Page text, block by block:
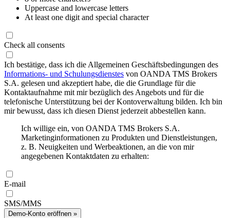
Uppercase and lowercase letters
At least one digit and special character
Check all consents
Ich bestätige, dass ich die Allgemeinen Geschäftsbedingungen des
Informations- und Schulungsdienstes von OANDA TMS Brokers
S.A. gelesen und akzeptiert habe, die die Grundlage für die
Kontaktaufnahme mit mir bezüglich des Angebots und für die
telefonische Unterstützung bei der Kontoverwaltung bilden. Ich bin
mir bewusst, dass ich diesen Dienst jederzeit abbestellen kann.
Ich willige ein, von OANDA TMS Brokers S.A.
Marketinginformationen zu Produkten und Dienstleistungen,
z. B. Neuigkeiten und Werbeaktionen, an die von mir
angegebenen Kontaktdaten zu erhalten:
E-mail
SMS/MMS
Demo-Konto eröffnen »